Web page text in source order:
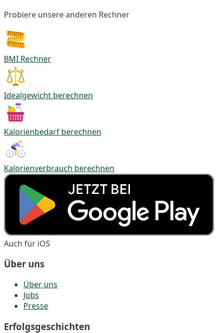
Probiere unsere anderen Rechner
BMI Rechner
Idealgewicht berechnen
Kalorienbedarf berechnen
Kalorienverbrauch berechnen
Auch für iOS
Über uns
Über uns
Jobs
Presse
Erfolgsgeschichten